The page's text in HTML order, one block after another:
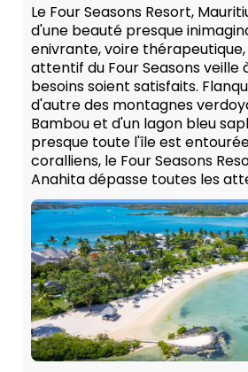
Le Four Seasons Resort,
d'une beauté presque
enivrante, voire
attentif du Four Seasons veille
besoins soient satisfaits.
d'autre des montagnes
Bambou et d'un lagon bleu
presque toute l'île est
coralliens, le Four Seasons
Anahita dépasse toutes les